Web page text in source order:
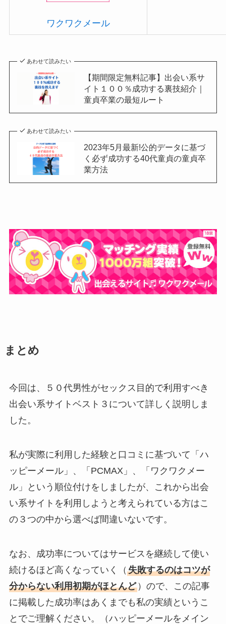
ワクワクメール
あわせて読みたい
【期間限定無料記事】出会い系サ
イト１００％成功する裏技紹介｜
童貞卒業の最短ルート
あわせて読みたい
2023年5月最新!公的データに基づ
く必ず成功する40代童貞の童貞卒
業方法
まとめ
今回は、５０代男性がセックス目的で利用すべき
出会い系サイトベスト３について詳しく説明しま
した。
私が実際に利用した経験と口コミに基づいて「ハ
ッピーメール」、「PCMAX」、「ワクワクメー
ル」という順位付けをしましたが、これから出会
い系サイトを利用しようと考えられている方はこ
の３つの中から選べば間違いないです。
なお、成功率についてはサービスを継続して使い
続けるほど高くなっていく（ 失敗するのはコツが
分からない利用初期がほとんど）ので、この記事
に掲載した成功率はあくまでも私の実績というこ
とでご理解ください。（ハッピーメールをメイン